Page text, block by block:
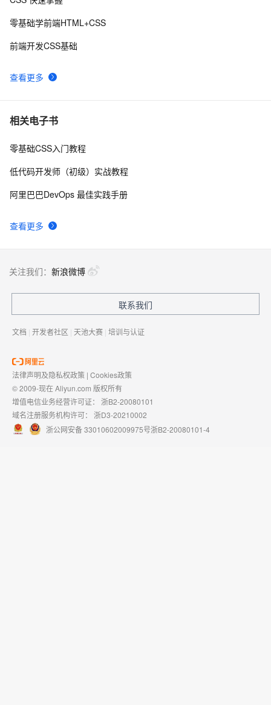
查看更多
零基础学前端HTML+CSS
前端开发CSS基础
相关电子书
查看更多
零基础CSS入门教程
低代码开发师（初级）实战教程
阿里巴巴DevOps 最佳实践手册
关注我们： 新浪微博
联系我们
文档 | 开发者社区 | 天池大赛 | 培训与认证
法律声明及隐私权政策 | Cookies政策
© 2009-现在 Aliyun.com 版权所有
增值电信业务经营许可证： 浙B2-20080101
域名注册服务机构许可： 浙D3-20210002
浙公网安备 33010602009975号浙B2-20080101-4